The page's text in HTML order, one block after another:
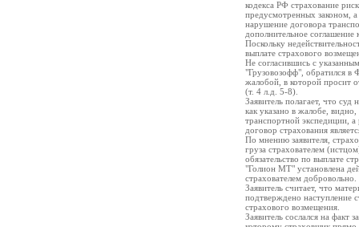
кодекса РФ страхование
предусмотренных законом, а
нарушение договора
дополнительное
Поскольку
выплате страхового
Не согласившись с
"Грузовозофф", обратился в
жалобой, в которой просит
(т. 4 л.д. 5-8).
Заявитель полагает, что суд
как указано в жалобе,
транспортной экспедиции,
договор страхования
По мнению заявителя,
груза страхователем
обязательство по выплате
"Голион МТ" установлена
страхователем добровольно.
Заявитель считает, что
подтверждено наступление
страхового возмещения.
Заявитель сослался на факт